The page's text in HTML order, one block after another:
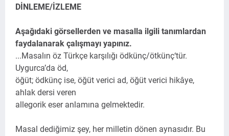
DİNLEME/İZLEME
Aşağıdaki görsellerden ve masalla ilgili tanımlardan
faydalanarak çalışmayı yapınız.
...Masalın öz Türkçe karşılığı ödkünç/ötkünç‘tür.
Uygurca’da öd,
öğüt; ödkünç ise, öğüt verici ad, öğüt verici hikâye,
ahlak dersi veren
allegorik eser anlamına gelmektedir.
Masal dediğimiz şey, her milletin dönen aynasıdır. Bu